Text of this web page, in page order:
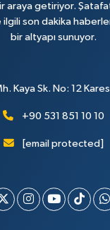
araya getiriyor.
ilgili son dakika
bir altyapı sunuyor.
Kaya Sk. No: 12
+90 531 851 10 10
[email protected]